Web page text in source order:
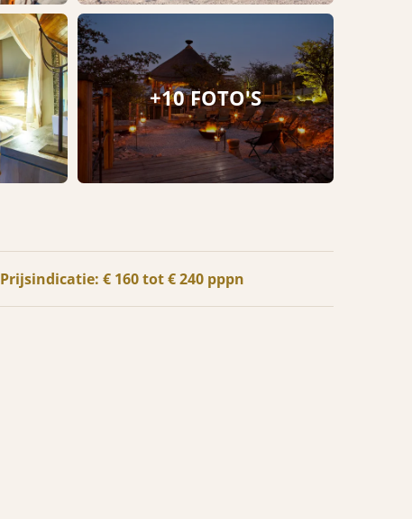
+10 FOTO'S
Prijsindicatie: € 160 tot € 240 pppn